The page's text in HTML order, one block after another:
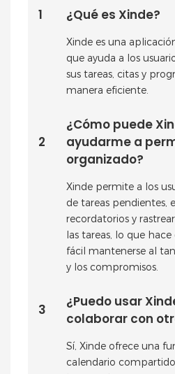
1 ¿Qué es Xinde?
Xinde es una
que ayuda a los
sus tareas, citas y
manera eficiente.
2
¿Cómo puede
ayudarme a
organizado?
Xinde permite a los
de tareas pendientes,
recordatorios y
las tareas, lo que hace
fácil mantenerse al
y los compromisos.
3
¿Puedo usar
colaborar con
Sí, Xinde ofrece una
calendario